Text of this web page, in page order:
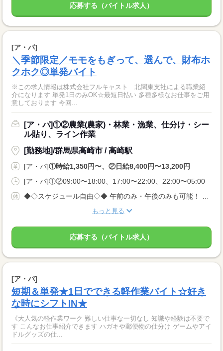
応募する（バイトル求人）
[ア・パ]
＼季節限定／モモをもぎって、選んで、財布ホ
クホク◎単発バイト
※この求人情報は株式会社フルキャスト 北関東支社による職業紹
介になります 単発1日のみOK☆最短日払い 多種多様なお仕事をご用
意しております 今回...
[ア・パ]①②農業(農家)・林業・漁業、仕分け・シー
ル貼り、ライン作業
[勤務地]/群馬県高崎市 / 高崎駅
[ア・パ]①時給1,350円〜、②日給8,400円〜13,200円
[ア・パ]①②09:00〜18:00、17:00〜22:00、22:00〜05:00
もっと見る
応募する（バイトル求人）
[ア・パ]
短期＆単発★1日でできる軽作業バイト☆好き
な時にシフトIN★
《大人気の軽作業ワーク 難しい仕事な一切なし 知識や経験は不要で
す こんなお仕事紹介できます ハガキや郵便物の仕分け ゲームやアイ
ドルグッズの仕...